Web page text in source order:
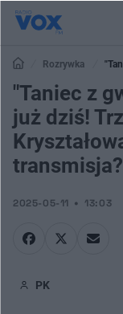
Rozrywka
jedna Kryształowa Kula!
"Taniec z
już dziś!
transmisja?
2025-05-11 13:03
PK